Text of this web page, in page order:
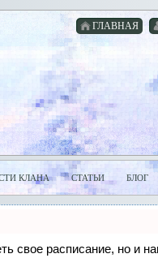
ГЛАВНАЯ
КЛАНА СТАТЬИ БЛОГ
свое расписание, но и